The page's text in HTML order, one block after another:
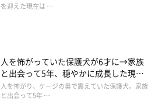
を迎えた現在は …
人を怖がっていた保護犬が6才に→家族
と出会って5年、穏やかに成長した現在
の姿にグッとくる
人を怖がり、ケージの奥で震えていた保護犬。家族
と出会って5年 …